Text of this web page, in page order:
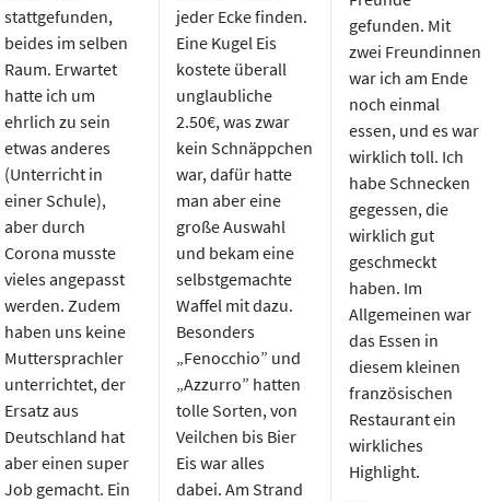
stattgefunden,
beides im selben
Raum. Erwartet
hatte ich um
ehrlich zu sein
etwas anderes
(Unterricht in
einer Schule),
aber durch
Corona musste
vieles angepasst
werden. Zudem
haben uns keine
Muttersprachler
unterrichtet, der
Ersatz aus
Deutschland hat
aber einen super
Job gemacht. Ein
jeder Ecke finden.
Eine Kugel Eis
kostete überall
unglaubliche
2.50€, was zwar
kein Schnäppchen
war, dafür hatte
man aber eine
große Auswahl
und bekam eine
selbstgemachte
Waffel mit dazu.
Besonders
„Fenocchio” und
„Azzurro” hatten
tolle Sorten, von
Veilchen bis Bier
Eis war alles
dabei. Am Strand
gefunden. Mit
zwei Freundinnen
war ich am Ende
noch einmal
essen, und es war
wirklich toll. Ich
habe Schnecken
gegessen, die
wirklich gut
geschmeckt
haben. Im
Allgemeinen war
das Essen in
diesem kleinen
französischen
Restaurant ein
wirkliches
Highlight.